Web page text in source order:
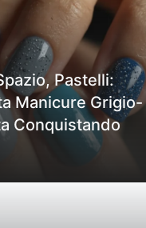
Pastelli:
Manicure Grigio-
Conquistando